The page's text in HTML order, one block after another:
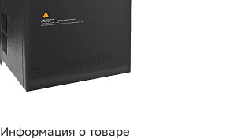
Информация о товаре